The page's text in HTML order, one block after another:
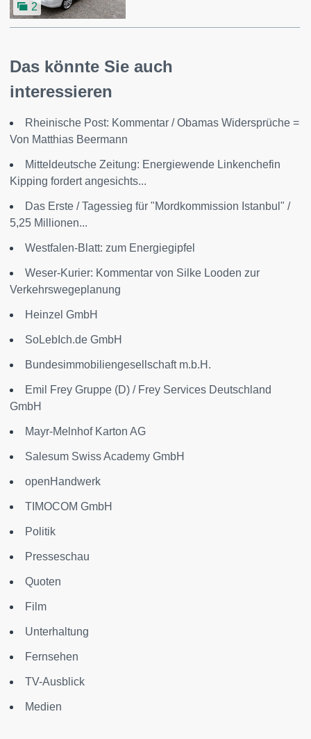
2
Das könnte Sie auch
interessieren
Rheinische Post: Kommentar / Obamas Widersprüche =
Von Matthias Beermann
Mitteldeutsche Zeitung: Energiewende Linkenchefin
Kipping fordert angesichts...
Das Erste / Tagessieg für "Mordkommission Istanbul" /
5,25 Millionen...
Westfalen-Blatt: zum Energiegipfel
Weser-Kurier: Kommentar von Silke Looden zur
Verkehrswegeplanung
Heinzel GmbH
SoLebIch.de GmbH
Bundesimmobiliengesellschaft m.b.H.
Emil Frey Gruppe (D) / Frey Services Deutschland
GmbH
Mayr-Melnhof Karton AG
Salesum Swiss Academy GmbH
openHandwerk
TIMOCOM GmbH
Politik
Presseschau
Quoten
Film
Unterhaltung
Fernsehen
TV-Ausblick
Medien